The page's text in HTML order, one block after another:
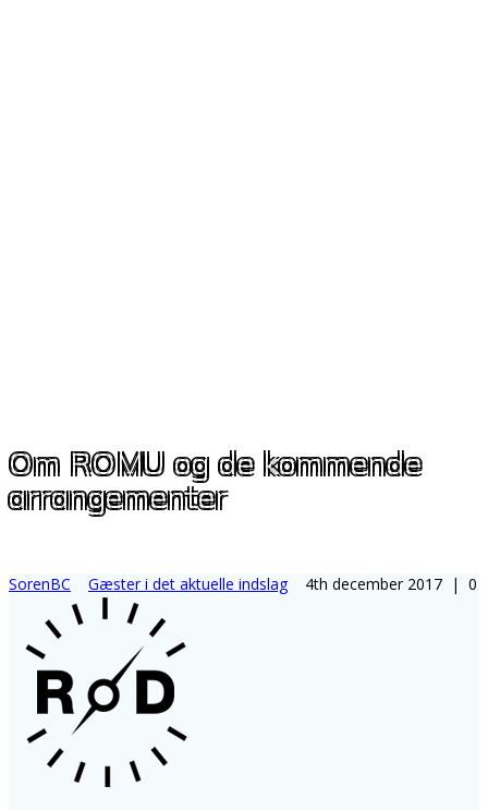
Om ROMU og de kommende
arrangementer
SorenBC Gæster i det aktuelle indslag 4th december 2017 | 0